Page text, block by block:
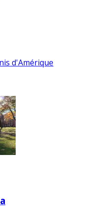
d'Amérique